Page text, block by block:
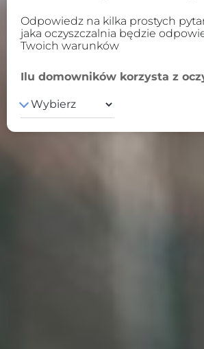
Odpowiedz na kilka prostych
jaka oczyszczalnia będzie
Twoich warunków
Ilu domowników korzysta z